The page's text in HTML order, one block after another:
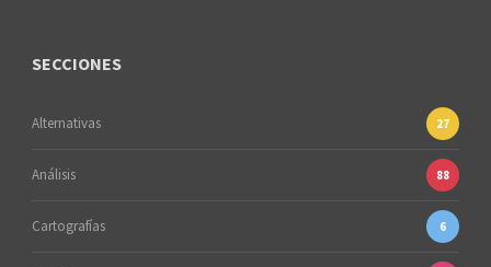
SECCIONES
Alternativas 27
Análisis 88
Cartografías 6